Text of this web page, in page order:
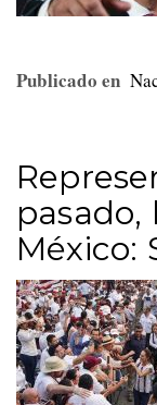
Publicado en
pasado,
México: